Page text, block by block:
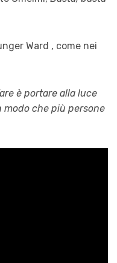
Ward , come nei
è portare alla luce
modo che più persone